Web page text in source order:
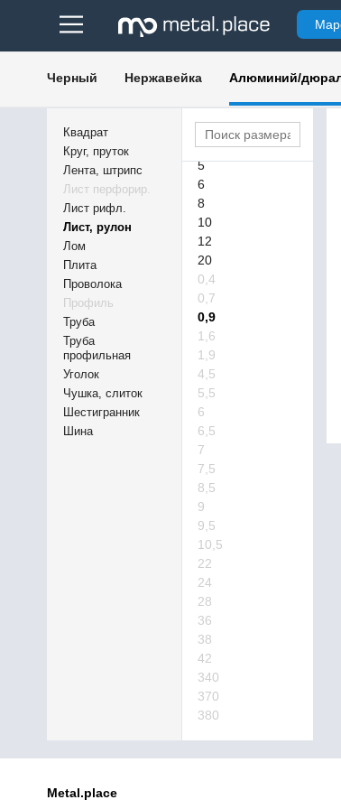
Черный Нержавейка Алюминий/
Квадрат
Круг, пруток
Лента, штрипс
Лист перфорир.
Лист рифл.
Лист, рулон
Лом
Плита
Проволока
Профиль
Труба
Труба
профильная
Уголок
Чушка, слиток
Шестигранник
Шина
1,2
1,5
1,8
3
3,5
4
5
6
8
10
12
20
0,4
0,7
0,9
1,6
1,9
4,5
5,5
6
6,5
7
7,5
8,5
9
9,5
10,5
22
24
28
36
38
42
340
370
380
Metal.place